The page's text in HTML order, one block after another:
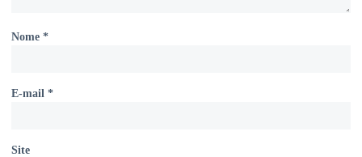
Nome *
E-mail *
Site